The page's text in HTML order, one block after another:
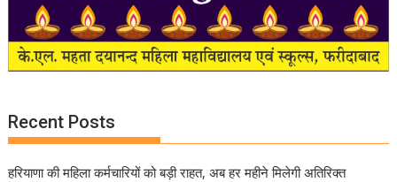
Recent Posts
हरियाणा की महिला कर्मचारियों को बड़ी राहत, अब हर महीने मिलेगी अतिरिक्त